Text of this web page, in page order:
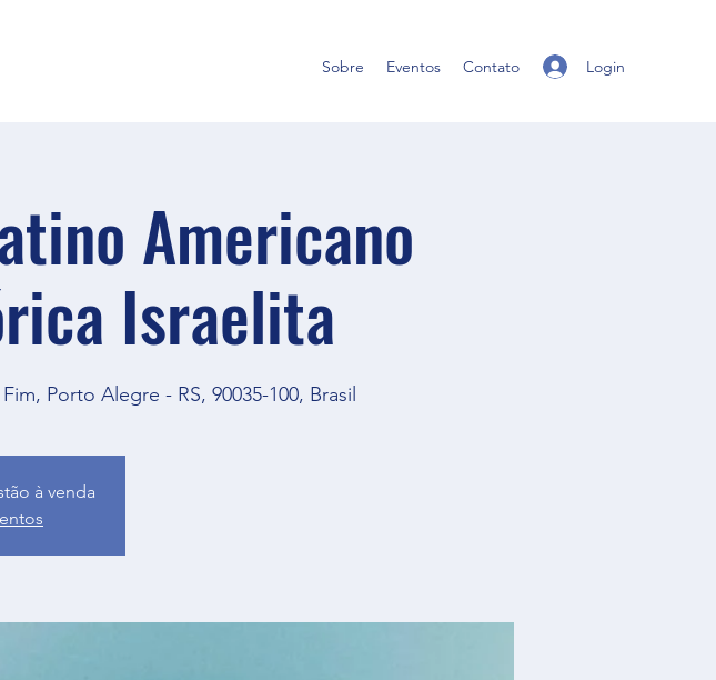
Sobre Eventos Contato Login
Americano
Israelita
Porto Alegre - RS, 90035-100, Brasil
à venda